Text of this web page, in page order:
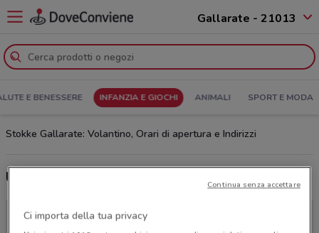
Gallarate - 21013
E BENESSERE INFANZIA E GIOCHI ANIMALI SPORT E MODA
Stokke Gallarate: Volantino, Orari di apertura e Indirizzi
Ultime offerte del volantino Stokke
Ci importa della tua privacy
Continua senza accettare